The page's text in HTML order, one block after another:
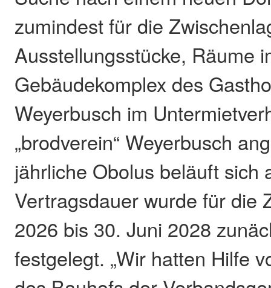
zumindest für die
Ausstellungsstücke, Räume
Gebäudekomplex des
Weyerbusch im
„brodverein“ Weyerbusch
jährliche Obolus beläuft sich
Vertragsdauer wurde für die
2026 bis 30. Juni 2028
festgelegt. „Wir hatten Hilfe